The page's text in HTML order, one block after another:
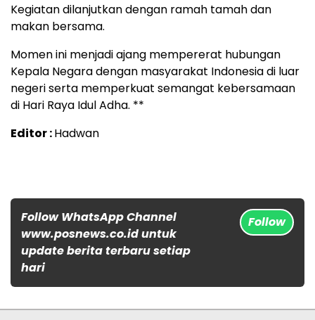
Kegiatan dilanjutkan dengan ramah tamah dan
makan bersama.
Momen ini menjadi ajang mempererat hubungan
Kepala Negara dengan masyarakat Indonesia di luar
negeri serta memperkuat semangat kebersamaan
di Hari Raya Idul Adha. **
Editor :Hadwan
Follow WhatsApp Channel
www.posnews.co.id untuk
update berita terbaru setiap
hari
Follow